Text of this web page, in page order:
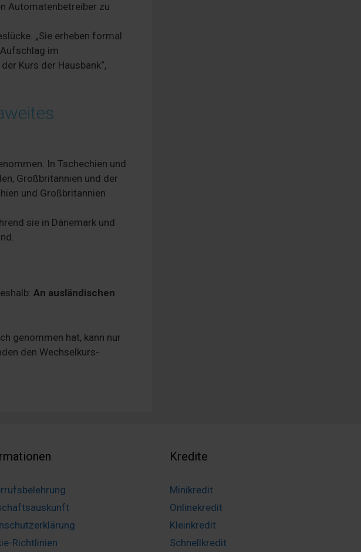
Automatenbetreiber zu
„Sie erheben formal
im
Kurs der Hausbank“,
In Tschechien und
Großbritannien und der
und Großbritannien
sie in Dänemark und
An ausländischen
genommen hat, kann nur
den Wechselkurs-
Richtlinien
Kredite
Minikredit
Onlinekredit
Kleinkredit
Schnellkredit